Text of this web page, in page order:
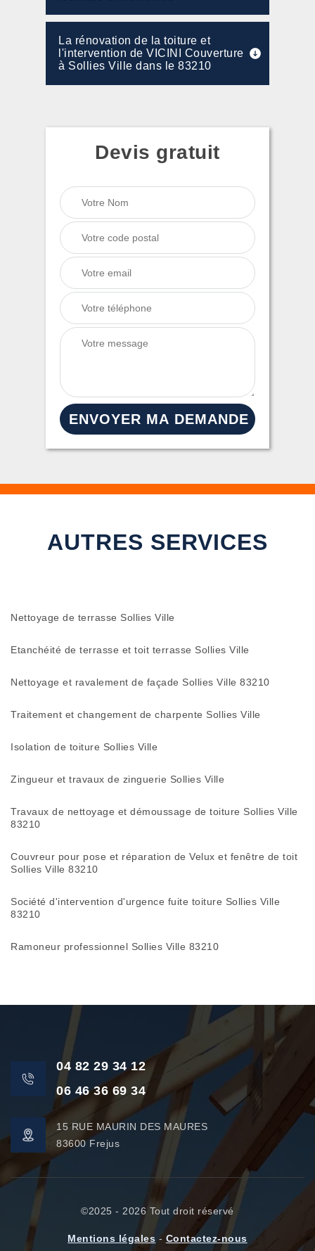
La rénovation de la toiture et
l'intervention de VICINI Couverture
à Sollies Ville dans le 83210
Devis gratuit
AUTRES SERVICES
Nettoyage de terrasse Sollies Ville
Etanchéité de terrasse et toit terrasse Sollies Ville
Nettoyage et ravalement de façade Sollies Ville 83210
Traitement et changement de charpente Sollies Ville
Isolation de toiture Sollies Ville
Zingueur et travaux de zinguerie Sollies Ville
Travaux de nettoyage et démoussage de toiture Sollies Ville
83210
Couvreur pour pose et réparation de Velux et fenêtre de toit
Sollies Ville 83210
Société d'intervention d'urgence fuite toiture Sollies Ville
83210
Ramoneur professionnel Sollies Ville 83210
04 82 29 34 12
06 46 36 69 34
15 RUE MAURIN DES MAURES
83600 Frejus
©2025 - 2026 Tout droit réservé
Mentions légales - Contactez-nous